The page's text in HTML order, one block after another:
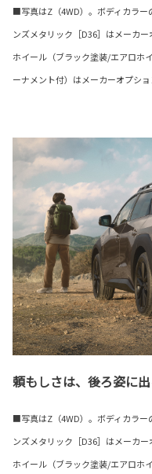
■写真はZ（4WD）。ボディカラ
ンズメタリック［D36］はメーカ
ホイール（ブラック塗装/エアロホ
ーナメント付）はメーカーオプショ
頼もしさは、後ろ姿に出
■写真はZ（4WD）。ボディカラ
ンズメタリック［D36］はメーカ
ホイール（ブラック塗装/エアロホ